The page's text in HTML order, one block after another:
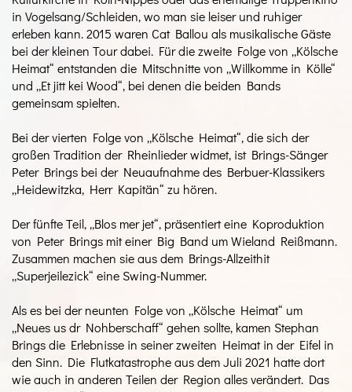
in Vogelsang/Schleiden, wo man sie leiser und ruhiger
erleben kann. 2015 waren Cat Ballou als musikalische Gäste
bei der kleinen Tour dabei. Für die zweite Folge von „Kölsche
Heimat“ entstanden die Mitschnitte von „Willkomme in Kölle“
und „Et jitt kei Wood“, bei denen die beiden Bands
gemeinsam spielten.
Bei der vierten Folge von „Kölsche Heimat“, die sich der
großen Tradition der Rheinlieder widmet, ist Brings-Sänger
Peter Brings bei der Neuaufnahme des Berbuer-Klassikers
„Heidewitzka, Herr Kapitän“ zu hören.
Der fünfte Teil, „Blos mer jet“, präsentiert eine Koproduktion
von Peter Brings mit einer Big Band um Wieland Reißmann.
Zusammen machen sie aus dem Brings-Allzeithit
„Superjeilezick“ eine Swing-Nummer.
Als es bei der neunten Folge von „Kölsche Heimat“ um
„Neues us dr Nohberschaff“ gehen sollte, kamen Stephan
Brings die Erlebnisse in seiner zweiten Heimat in der Eifel in
den Sinn. Die Flutkatastrophe aus dem Juli 2021 hatte dort
wie auch in anderen Teilen der Region alles verändert. Das